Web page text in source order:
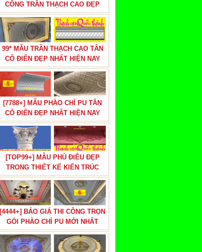
CÔNG TRẦN THẠCH CAO ĐẸP
99* MẪU TRẦN THẠCH CAO TÂN
CỔ ĐIỂN ĐẸP NHẤT HIỆN NAY
[7788+] MẪU PHÀO CHỈ PU TÂN
CỔ ĐIỂN ĐẸP NHẤT HIỆN NAY
[TOP99+] MẪU PHÙ ĐIÊU ĐẸP
TRONG THIẾT KẾ KIẾN TRÚC
[4444+] BÁO GIÁ THI CÔNG TRỌN
GÓI PHÀO CHỈ PU MỚI NHẤT